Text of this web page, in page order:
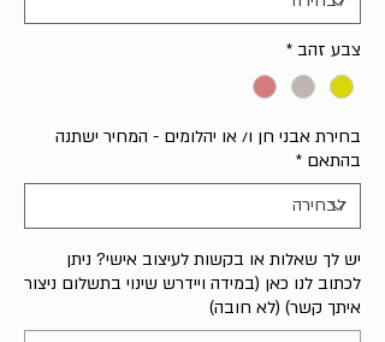
צבע זהב *
בחירת אבני חן ו/ או יהלומים - המחיר ישתנה
בהתאם *
יש לך שאלות או בקשות לעיצוב אישי? ניתן
לכתוב לנו כאן (במידה ויידרש שינוי בתשלום ניצור
איתך קשר) (לא חובה)